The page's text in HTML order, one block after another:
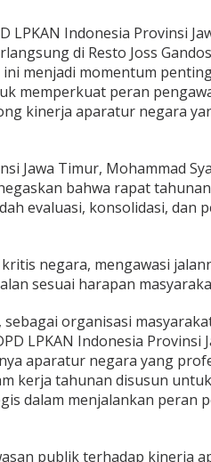
LPKAN Indonesia Provinsi
di Resto Joss
menjadi momentum
memperkuat peran
kinerja aparatur negara
Jawa Timur, Mohammad
bahwa rapat
evaluasi, konsolidasi, dan
negara, mengawasi
sesuai harapan
organisasi
LPKAN Indonesia Provinsi
aparatur negara yang
kerja tahunan disusun
dalam menjalankan peran
publik terhadap kinerja